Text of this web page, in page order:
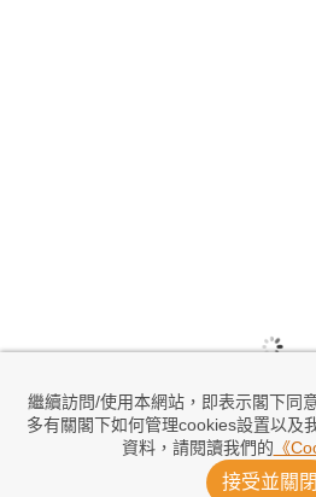
繼續訪問/使用本網站，即表示閣下同
多有關閣下如何管理cookies設置以及
資料，請閱讀我們的 《
接受並關閉